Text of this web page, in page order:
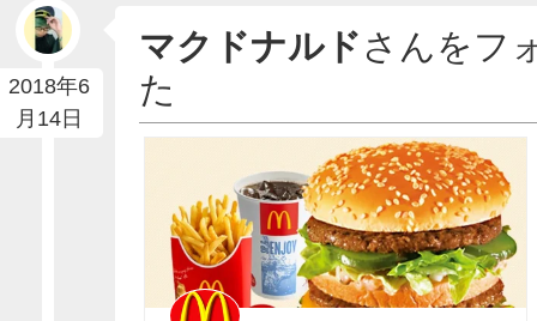
2018年6
月14日
マクドナルドさんをフ
た